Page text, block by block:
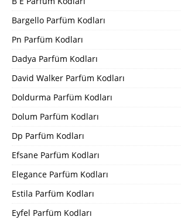
Bargello Parfüm Kodları
Pn Parfüm Kodları
Dadya Parfüm Kodları
David Walker Parfüm Kodları
Doldurma Parfüm Kodları
Dolum Parfüm Kodları
Dp Parfüm Kodları
Efsane Parfüm Kodları
Elegance Parfüm Kodları
Estila Parfüm Kodları
Eyfel Parfüm Kodları